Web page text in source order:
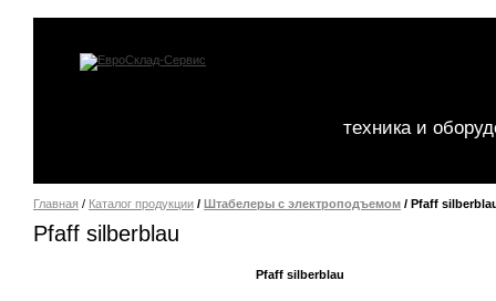
техника и
Главная / Каталог продукции / Штабелеры с электроподъемом / Pfaff
Pfaff silberblau
Pfaff silberblau